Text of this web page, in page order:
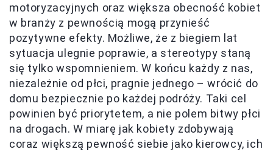
motoryzacyjnych oraz większa obecność kobiet
w branży z pewnością mogą przynieść
pozytywne efekty. Możliwe, że z biegiem lat
sytuacja ulegnie poprawie, a stereotypy staną
się tylko wspomnieniem. W końcu każdy z nas,
niezależnie od płci, pragnie jednego – wrócić do
domu bezpiecznie po każdej podróży. Taki cel
powinien być priorytetem, a nie polem bitwy płci
na drogach. W miarę jak kobiety zdobywają
coraz większą pewność siebie jako kierowcy, ich